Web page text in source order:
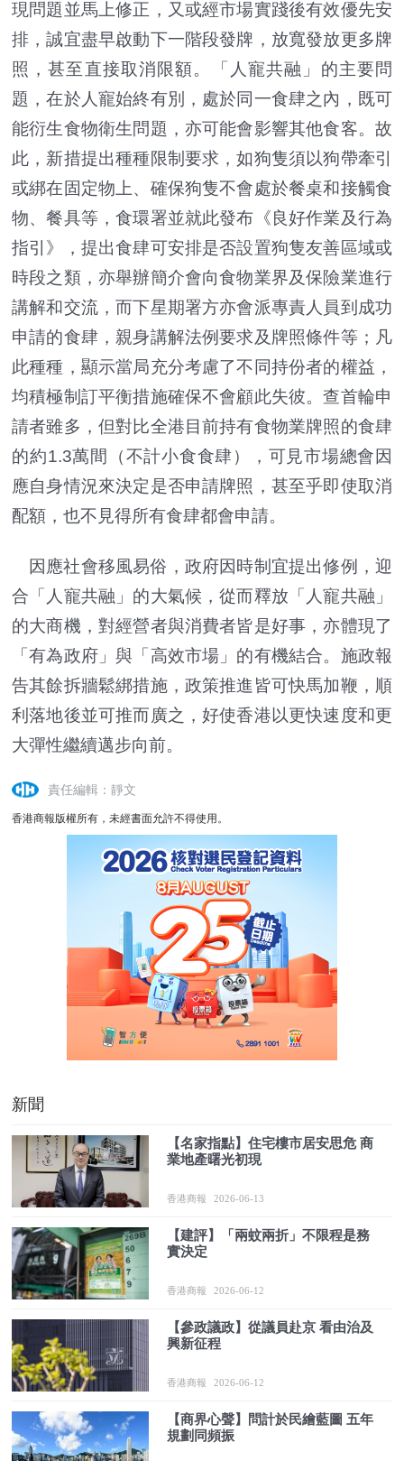
現問題並馬上修正，又或經市場實踐後有效優先安
排，誠宜盡早啟動下一階段發牌，放寬發放更多牌
照，甚至直接取消限額。「人寵共融」的主要問
題，在於人寵始終有別，處於同一食肆之內，既可
能衍生食物衛生問題，亦可能會影響其他食客。故
此，新措提出種種限制要求，如狗隻須以狗帶牽引
或綁在固定物上、確保狗隻不會處於餐桌和接觸食
物、餐具等，食環署並就此發布《良好作業及行為
指引》，提出食肆可安排是否設置狗隻友善區域或
時段之類，亦舉辦簡介會向食物業界及保險業進行
講解和交流，而下星期署方亦會派專責人員到成功
申請的食肆，親身講解法例要求及牌照條件等；凡
此種種，顯示當局充分考慮了不同持份者的權益，
均積極制訂平衡措施確保不會顧此失彼。查首輪申
請者雖多，但對比全港目前持有食物業牌照的食肆
的約1.3萬間（不計小食食肆），可見市場總會因
應自身情況來決定是否申請牌照，甚至乎即使取消
配額，也不見得所有食肆都會申請。
因應社會移風易俗，政府因時制宜提出修例，迎
合「人寵共融」的大氣候，從而釋放「人寵共融」
的大商機，對經營者與消費者皆是好事，亦體現了
「有為政府」與「高效市場」的有機結合。施政報
告其餘拆牆鬆綁措施，政策推進皆可快馬加鞭，順
利落地後並可推而廣之，好使香港以更快速度和更
大彈性繼續邁步向前。
責任編輯：靜文
香港商報版權所有，未經書面允許不得使用。
新聞
【名家指點】住宅樓市居安思危 商
業地產曙光初現
香港商報 2026-06-13
【建評】「兩蚊兩折」不限程是務
實決定
香港商報 2026-06-12
【參政議政】從議員赴京 看由治及
興新征程
香港商報 2026-06-12
【商界心聲】問計於民繪藍圖 五年
規劃同頻振